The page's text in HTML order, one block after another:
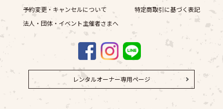
予約変更・キャンセルについて
法人・団体・イベント主催者さまへ
特定商取引に基づく表記
レンタルオーナー専用ページ